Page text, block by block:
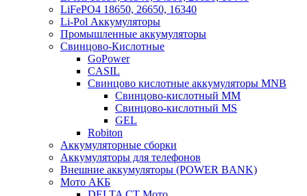
LiFePO4 18650, 26650, 16340
Li-Pol Аккумуляторы
Промышленные аккумуляторы
Свинцово-Кислотные
GoPower
CASIL
Свинцово кислотные аккумуляторы MNB
Cвинцово-кислотный MM
Cвинцово-кислотный MS
GEL
Robiton
Аккумуляторные сборки
Аккумуляторы для телефонов
Внешние аккумуляторы (POWER BANK)
Мото АКБ